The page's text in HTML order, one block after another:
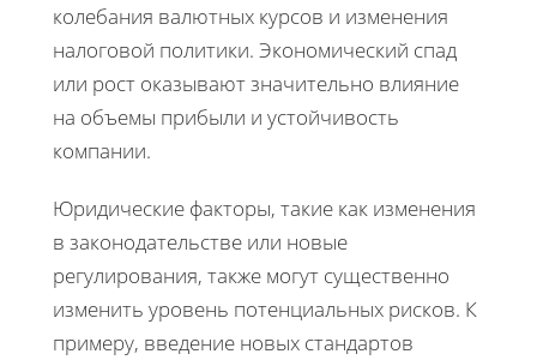
колебания валютных курсов и изменения
налоговой политики. Экономический спад
или рост оказывают значительно влияние
на объемы прибыли и устойчивость
компании.
Юридические факторы, такие как изменения
в законодательстве или новые
регулирования, также могут существенно
изменить уровень потенциальных рисков. К
примеру, введение новых стандартов